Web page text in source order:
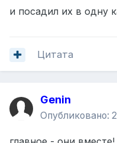
и посадил их в одну
Цитата
Genin
Опубликовано: